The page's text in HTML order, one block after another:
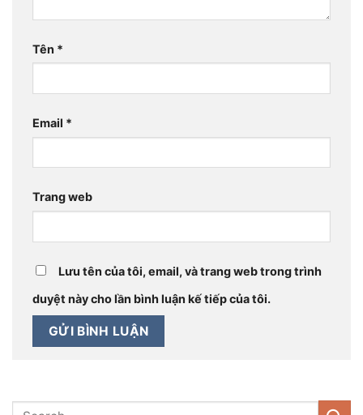
Tên *
Email *
Trang web
Lưu tên của tôi, email, và trang web trong trình
duyệt này cho lần bình luận kế tiếp của tôi.